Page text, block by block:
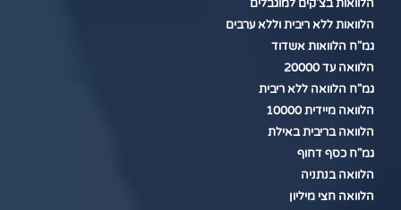
הלוואות בצ'קים למוגבלים
הלוואות ללא ריבית וללא ערבים
גמ"ח הלוואות אשדוד
הלוואה עד 20000
גמ"ח הלוואה ללא ריבית
הלוואה מיידית 10000
הלוואה בריבית באילת
גמ"ח כסף דחוף
הלוואה בנתניה
הלוואה חצי מיליון